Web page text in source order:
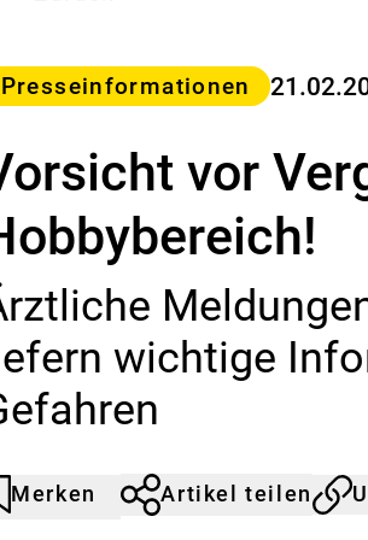
a
B
u
n
e
s
-
n
s
t
t
u
t
r
Presseinformationen
vor
wichtige
Merken Artikel teilen